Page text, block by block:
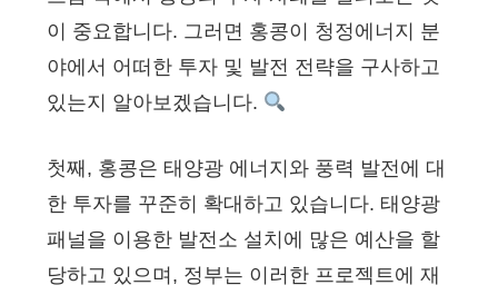
이 중요합니다. 그러면 홍콩이 청정에너지 분
야에서 어떠한 투자 및 발전 전략을 구사하고
있는지 알아보겠습니다.
첫째, 홍콩은 태양광 에너지와 풍력 발전에 대
한 투자를 꾸준히 확대하고 있습니다. 태양광
패널을 이용한 발전소 설치에 많은 예산을 할
당하고 있으며, 정부는 이러한 프로젝트에 재